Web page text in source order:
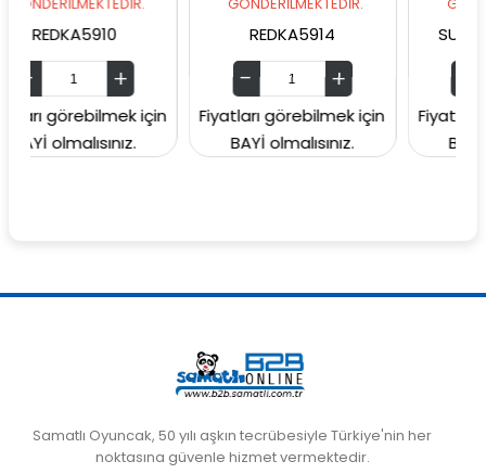
için
GÖNDERİLMEKTEDİR.
REDKA5914
Fiyatları görebilmek için
BAYİ olmalısınız.
Fiyatları
BAYİ
Samatlı Oyuncak, 50 yılı aşkın tecrübesiyle Türkiye'nin her
noktasına güvenle hizmet vermektedir.